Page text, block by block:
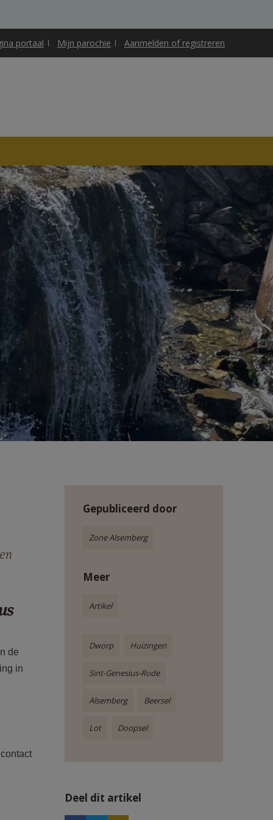
portaal Mijn parochie Aanmelden of registreren
de
in
Gepubliceerd door
Zone Alsemberg
Meer
Artikel
Dworp Huizingen
Sint-Genesius-Rode
Alsemberg Beersel
Lot Doopsel
Deel dit artikel